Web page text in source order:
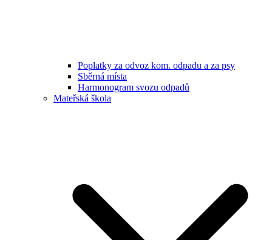
Poplatky za odvoz kom. odpadu a za psy
Sběrná místa
Harmonogram svozu odpadů
Mateřská škola